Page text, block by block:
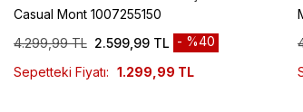
Casual Mont 1007255150
4.299,99 TL 2.599,99 TL
%40
Sepetteki Fiyatı: 1.299,99 TL